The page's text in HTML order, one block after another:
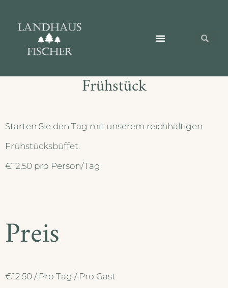
Frühstück
Starten Sie den Tag mit unserem reichhaltigen
Frühstücksbüffet.
€12,50 pro Person/Tag
Preis
€12.50 / Pro Tag / Pro Gast